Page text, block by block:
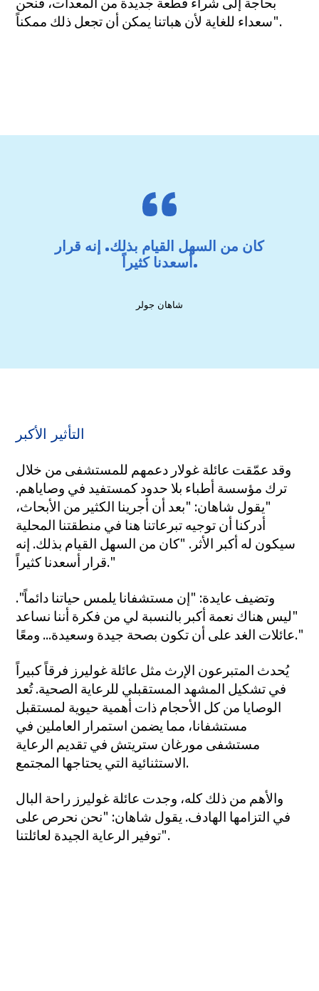
سعداء للغاية لأن هباتنا يمكن أن تجعل ذلك ممكناً".
كان من السهل القيام بذلك. إنه قرار
أسعدنا كثيراً.
شاهان جولر
التأثير الأكبر
وقد عمّقت عائلة غولار دعمهم للمستشفى من خلال
ترك مؤسسة أطباء بلا حدود كمستفيد في وصاياهم.
"يقول شاهان: "بعد أن أجرينا الكثير من الأبحاث،
أدركنا أن توجيه تبرعاتنا هنا في منطقتنا المحلية
سيكون له أكبر الأثر. "كان من السهل القيام بذلك. إنه
قرار أسعدنا كثيراً."
وتضيف عايدة: "إن مستشفانا يلمس حياتنا دائماً".
"ليس هناك نعمة أكبر بالنسبة لي من فكرة أننا نساعد
عائلات الغد على أن تكون بصحة جيدة وسعيدة... ومعًا."
يُحدث المتبرعون الإرث مثل عائلة غوليرز فرقاً كبيراً
في تشكيل المشهد المستقبلي للرعاية الصحية. تُعد
الوصايا من كل الأحجام ذات أهمية حيوية لمستقبل
مستشفانا، مما يضمن استمرار العاملين في
مستشفى مورغان ستريتش في تقديم الرعاية
الاستثنائية التي يحتاجها المجتمع.
والأهم من ذلك كله، وجدت عائلة غوليرز راحة البال
في التزامها الهادف. يقول شاهان: "نحن نحرص على
توفير الرعاية الجيدة لعائلتنا".